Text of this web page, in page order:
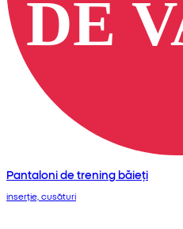
Pantaloni de trening băieți
inserție, cusături